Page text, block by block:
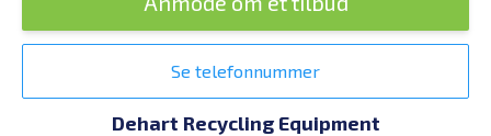
Se telefonnummer
Dehart Recycling Equipment